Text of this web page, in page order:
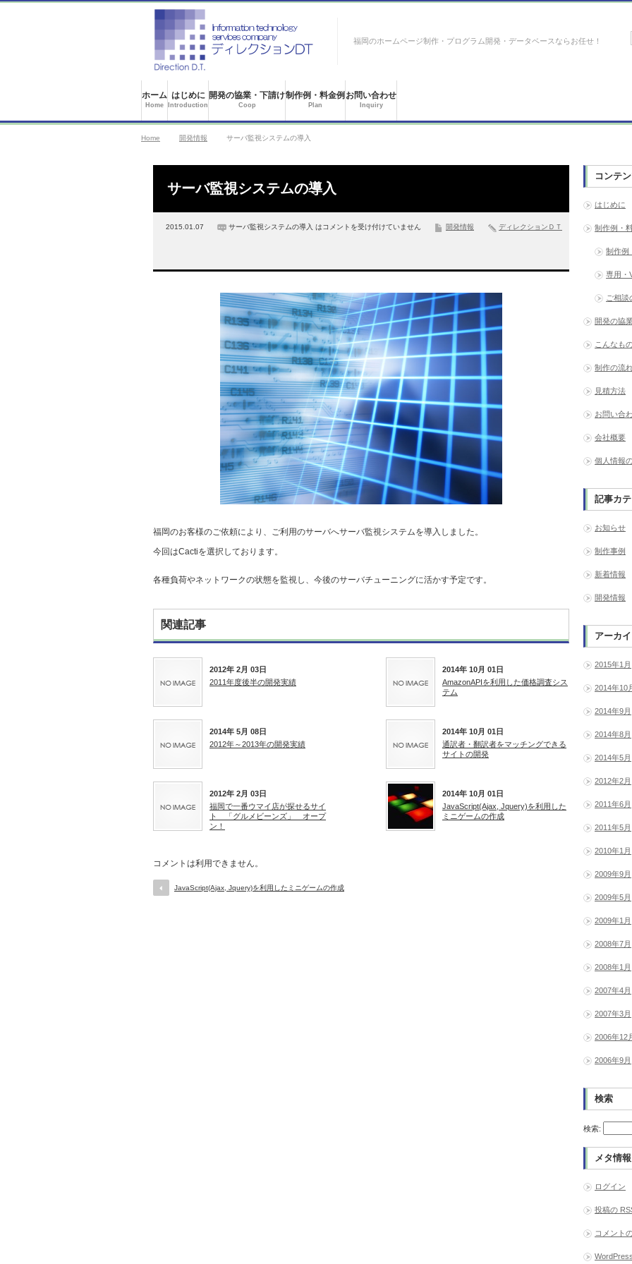
福岡のホームページ制作・プログラム開発・データベースならお任せ！
ホーム
Home
はじめに
Introduction
開発の協業・下請け
Coop
制作例・料金例
Plan
お問い合わせ
Inquiry
Home 開発情報 サーバ監視システムの導入
サーバ監視システムの導入
ディレクションＤＴ
開発情報
サーバ監視システムの導入 はコメントを受け付けていません
2015.01.07
福岡のお客様のご依頼により、ご利用のサーバへサーバ監視システムを導入しました。
今回はCactiを選択しております。
各種負荷やネットワークの状態を監視し、今後のサーバチューニングに活かす予定です。
関連記事
2012年 2月 03日
2011年度後半の開発実績
2014年 10月 01日
AmazonAPIを利用した価格調査シス
テム
2014年 5月 08日
2012年～2013年の開発実績
2014年 10月 01日
通訳者・翻訳者をマッチングできる
サイトの開発
2012年 2月 03日
福岡で一番ウマイ店が探せるサイ
ト 「グルメビーンズ」 オープ
ン！
2014年 10月 01日
JavaScript(Ajax, Jquery)を利用した
ミニゲームの作成
コメントは利用できません。
JavaScript(Ajax, Jquery)を利用したミニゲームの作成
コンテ
はじめに
制作例・
制作例
専用・
ご相談
開発の協
こんなも
制作の流
見積方法
お問い合
会社概要
個人情報
記事カ
お知らせ
制作事例
新着情報
開発情報
アーカ
2015年1月
2014年10
2014年9月
2014年8月
2014年5月
2012年2月
2011年6月
2011年5月
2010年1月
2009年9月
2009年5月
2009年1月
2008年7月
2008年1月
2007年4月
2007年3月
2006年12
2006年9月
検索
検索:
メタ情報
ログイン
投稿の
コメント